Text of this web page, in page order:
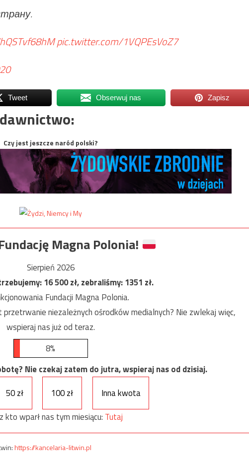
pic.twitter.com/1VQPEsVoZ7
Tweet Obserwuj nas Zapisz
Czy jest jeszcze naród polski?
Magna Polonia!
Sierpień 2026
16 500zł, zebraliśmy:1351 zł.
Fundacji Magna Polonia.
niezależnych ośrodków medialnych? Nie zwlekaj więc,
wspieraj nas już od teraz.
8%
Nie czekaj zatem do jutra, wspieraj nas od dzisiaj.
50 zł 100 zł
Inna kwota
kto wparł nas tym miesiącu: Tutaj
https://kancelaria-litwin.pl